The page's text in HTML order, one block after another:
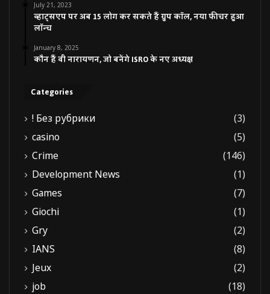
July 21, 2023
व्हाट्सएप पर अब 15 लोग कर सकते हैं ग्रुप कॉल, नया फीचर हुआ
लॉन्च
January 8, 2025
कौन हैं वी नारायणन, जो बनेंगे ISRO के नए अध्यक्ष
Categories
! Без рубрики
(3)
casino
(5)
Crime
(146)
Development News
(1)
Games
(7)
Giochi
(1)
Gry
(2)
IANS
(8)
Jeux
(2)
job
(18)